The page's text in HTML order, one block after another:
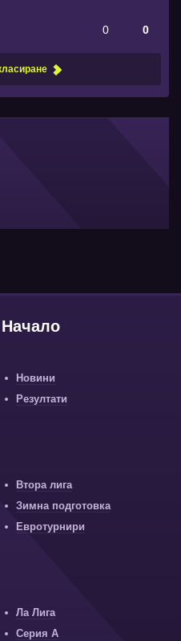
0 0
Начало
Новини
Резултати
Втора лига
Зимна подготовка
Евротурнири
Ла Лига
Серия А